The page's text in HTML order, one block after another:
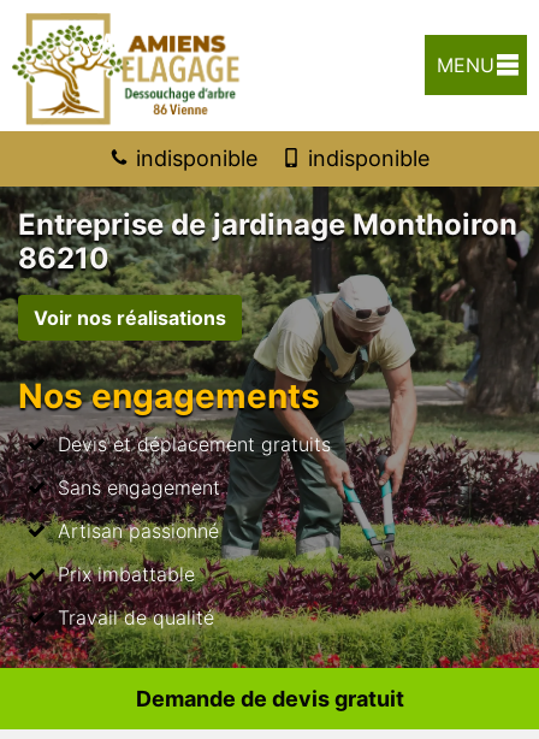
MENU
indisponible indisponible
Entreprise de jardinage Monthoiron
86210
Voir nos réalisations
Nos engagements
Devis et déplacement gratuits
Sans engagement
Artisan passionné
Prix imbattable
Travail de qualité
Demande de devis gratuit